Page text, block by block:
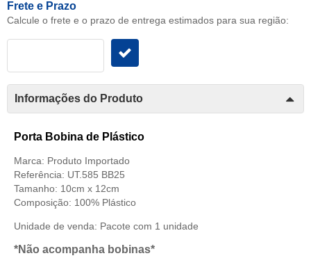
Frete e Prazo
Calcule o frete e o prazo de entrega estimados para sua região:
Informações do Produto
Porta Bobina de Plástico
Marca: Produto Importado
Referência: UT.585 BB25
Tamanho: 10cm x 12cm
Composição: 100% Plástico
Unidade de venda: Pacote com 1 unidade
*Não acompanha bobinas*